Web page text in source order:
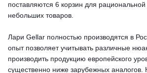
поставляются 6 корзин для рациональной
небольших товаров.
Лари Gellar полностью производятся в
опыт позволяет учитывать различные
производить продукцию европейского
существенно ниже зарубежных аналогов.